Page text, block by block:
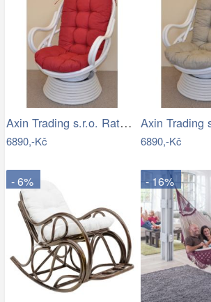
Axin Trading s.r.o. Ratanové houpací…
6890,-Kč 6890,-Kč
- 6% - 16%